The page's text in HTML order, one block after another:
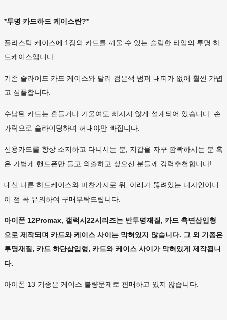
*투명 카드하드 케이스란?*
플라스틱 케이스에 1장의 카드를 끼울 수 있는 슬림한 타입의 투명 하
드케이스입니다.
기존 슬라이드 카드 케이스와 달리 검은색 범퍼 내피가 없어 훨씬 가볍
고 심플합니다.
수납된 카드는 흔들거나 기울여도 빠지지 않게 설계되어 있습니다. 손
가락으로 슬라이딩하며 꺼내야만 빠집니다.
신용카드를 항상 소지하고 다니시는 분, 지갑을 자꾸 깜빡하시는 분 혹
은 가볍게 핸드폰만 들고 외출하고 싶으신 분들께 강력추천합니다!
대신 다른 하드케이스와 마찬가지로 위, 아래가 뚫려있는 디자인이니
이 점 꼭 유의하여 구매부탁드립니다.
아이폰 12Promax, 갤럭시22시리즈는 반투명재질, 카드 측면삽입형
으로 제작되며 카드와 케이스 사이는 막혀있지 않습니다. 그 외 기종은
투명재질, 카드 하단삽입형, 카드와 케이스 사이가 막혀있게 제작됩니
다.
아이폰 13 기종은 케이스 불량문제로 판매하고 있지 않습니다.